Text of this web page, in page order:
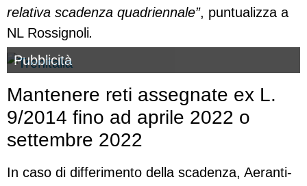
relativa scadenza quadriennale”, puntualizza a
NL Rossignoli.
Pubblicità
Mantenere reti assegnate ex L.
9/2014 fino ad aprile 2022 o
settembre 2022
In caso di differimento della scadenza, Aeranti-